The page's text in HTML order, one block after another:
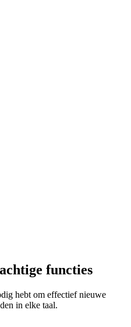
functies
hebt om effectief nieuwe
in elke taal.